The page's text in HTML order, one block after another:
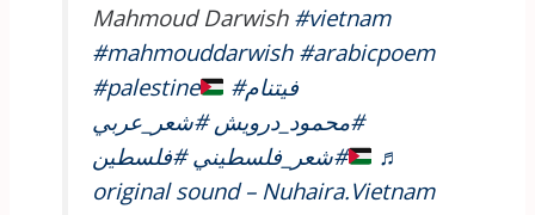
Mahmoud Darwish #vietnam
#mahmouddarwish #arabicpoem
#palestine
#فيتنام
#محمود_درويش #شعر_عربي
#شعر_فلسطيني #فلسطين
♬
original sound – Nuhaira.Vietnam